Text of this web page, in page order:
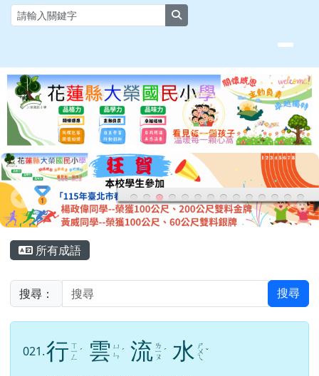
跳至主內容區
花蓮縣大榮國小全球資訊網
主內容區域
所有成語
搜尋： 搜尋
021.行 ㄒ
ㄧ
ㄥ
ˊ 雲 ㄩ
ㄣ ˊ 流 ㄌ
ㄧ
ㄡ
ˊ 水 ㄕ
ㄨ
ㄟ
ˇ
頁尾區域